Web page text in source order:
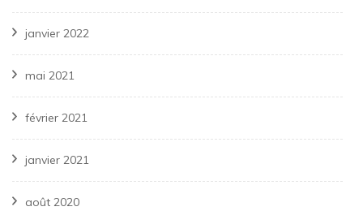
janvier 2022
mai 2021
février 2021
janvier 2021
août 2020